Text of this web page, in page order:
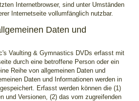
Internetbrowser, sind unter Umständen
Internetseite vollumfänglich nutzbar.
Daten und
Vaulting & Gymnastics DVDs erfasst mit
durch eine betroffene Person oder ein
Reihe von allgemeinen Daten und
Daten und Informationen werden in
Erfasst werden können die (1)
und Versionen, (2) das vom zugreifenden